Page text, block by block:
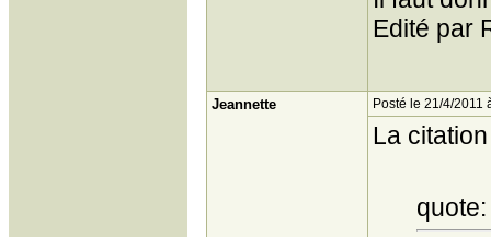
Edité par
Jeannette Posté le 21/4/2011
La
quote: